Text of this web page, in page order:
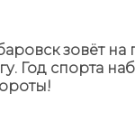
зовёт
Год спорта